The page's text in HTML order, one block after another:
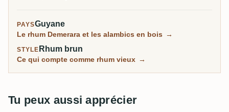
d'une seule adresse.
PAYSGuyane
Le rhum Demerara et les alambics en bois →
STYLE Rhum brun
Ce qui compte comme rhum vieux →
Tu peux aussi apprécier